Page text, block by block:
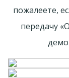
пожалеете,
передачу